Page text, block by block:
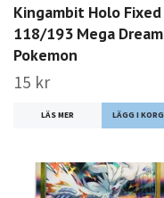
Kingambit Holo Fixed
118/193 Mega Dream
Pokemon
15 kr
LÄS MER